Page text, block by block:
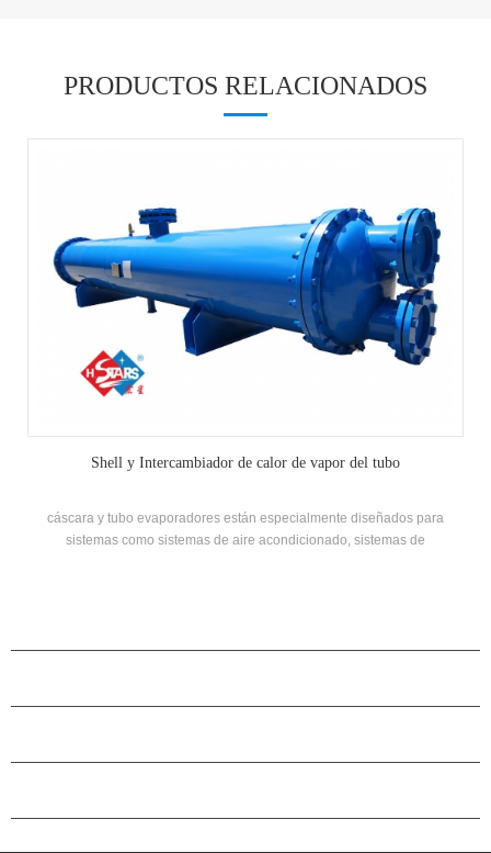
PRODUCTOS RELACIONADOS
Shell y Intercambiador de calor de vapor del tubo
cáscara y tubo evaporadores están especialmente diseñados para
sistemas como sistemas de aire acondicionado, sistemas de